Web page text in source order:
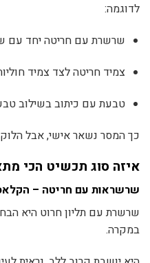
לדוגמה:
שרשרת עם חריטה יחד עם
צמיד חריטה לצד צמיד
טבעת עם כיתוב בשילוב
כך המסר נשאר אישי, אבל
איזה סוג תכשיט הכי
שרשראות עם חריטה –
שרשרת עם תליון חרוט היא
במקרה.